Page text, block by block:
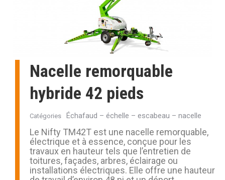
Nacelle remorquable
hybride 42 pieds
Catégories Échafaud – échelle – escabeau – nacelle
Le Nifty TM42T est une nacelle remorquable,
électrique et à essence, conçue pour les
travaux en hauteur tels que l’entretien de
toitures, façades, arbres, éclairage ou
installations électriques. Elle offre une hauteur